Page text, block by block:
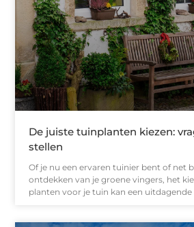
De juiste tuinplanten kiezen:
stellen
Of je nu een ervaren tuinier bent of net
ontdekken van je groene vingers, het
planten voor je tuin kan een uitdagende